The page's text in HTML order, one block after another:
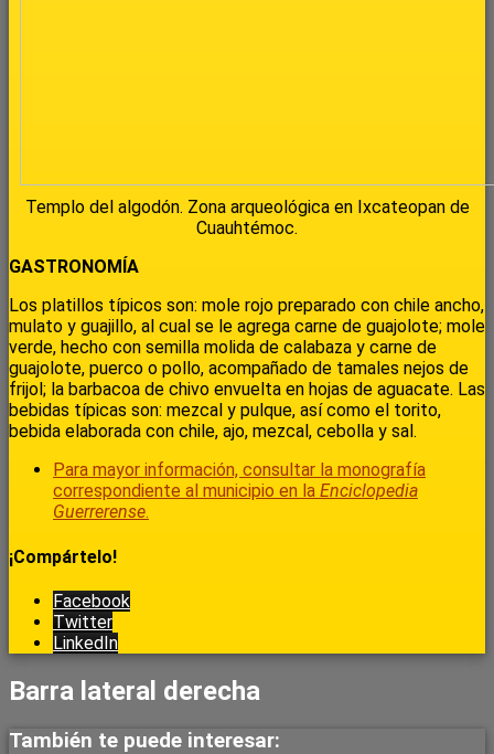
Templo del algodón. Zona arqueológica en Ixcateopan de
Cuauhtémoc.
GASTRONOMÍA
Los platillos típicos son: mole rojo preparado con chile ancho,
mulato y guajillo, al cual se le agrega carne de guajolote; mole
verde, hecho con semilla molida de calabaza y carne de
guajolote, puerco o pollo, acompañado de tamales nejos de
frijol; la barbacoa de chivo envuelta en hojas de aguacate. Las
bebidas típicas son: mezcal y pulque, así como el torito,
bebida elaborada con chile, ajo, mezcal, cebolla y sal.
Para mayor información, consultar la monografía
correspondiente al municipio en la Enciclopedia
Guerrerense.
¡Compártelo!
Facebook
Twitter
LinkedIn
Barra lateral derecha
También te puede interesar: